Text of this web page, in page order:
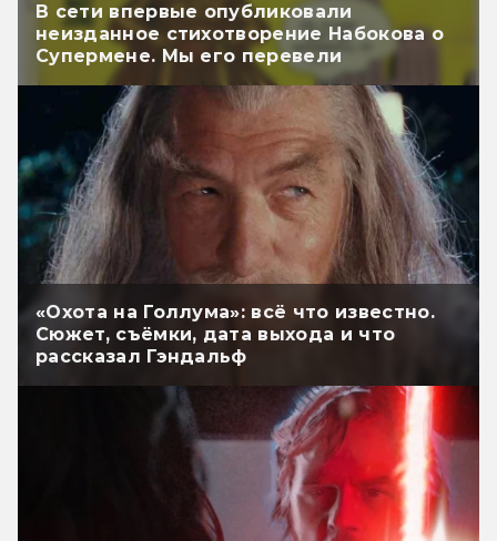
В сети впервые опубликовали
неизданное стихотворение Набокова о
Супермене. Мы его перевели
«Охота на Голлума»: всё что известно.
Сюжет, съёмки, дата выхода и что
рассказал Гэндальф